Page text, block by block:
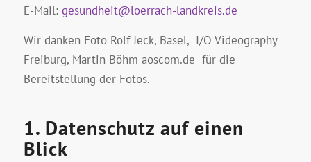
E-Mail: gesundheit@loerrach-landkreis.de
Wir danken Foto Rolf Jeck, Basel, I/O Videography
Freiburg, Martin Böhm aoscom.de für die
Bereitstellung der Fotos.
1. Datenschutz auf einen
Blick